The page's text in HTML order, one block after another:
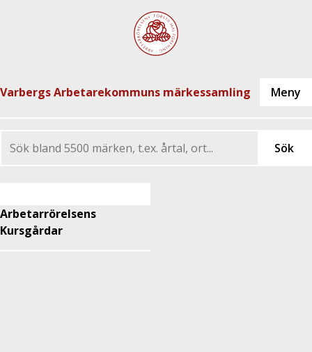
Varbergs Arbetarekommuns märkessamling
Arbetarrörelsens
Kursgårdar